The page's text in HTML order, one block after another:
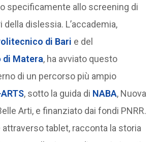
specificamente allo screening di
dislessia. L’accademia,
di Bari e del
di Matera, ha avviato questo
di un percorso più ampio
, sotto la guida di NABA, Nuova
Arti, e finanziato dai fondi PNRR.
attraverso tablet, racconta la storia